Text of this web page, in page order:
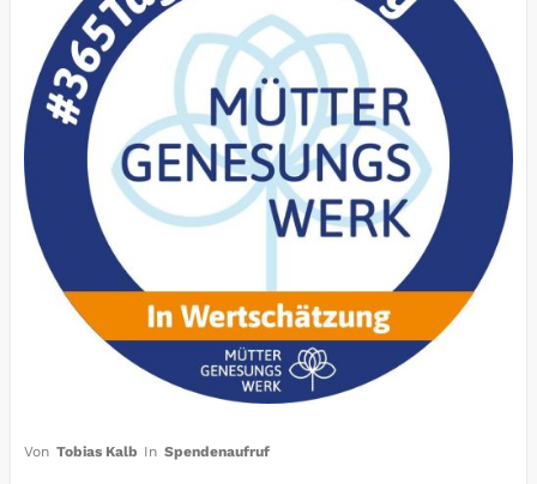
Von Tobias Kalb In Spendenaufruf